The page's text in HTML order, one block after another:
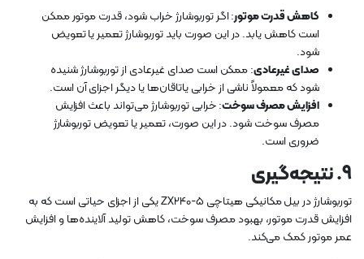
کاهش قدرت موتور: اگر توربوشارژ خراب شود، قدرت موتور ممکن
است کاهش یابد. در این صورت باید توربوشارژ تعمیر یا تعویض
شود.
صدای غیرعادی: ممکن است صدای غیرعادی از توربوشارژ شنیده
شود که معمولاً ناشی از خرابی یاتاقان‌ها یا دیگر اجزای آن است.
افزایش مصرف سوخت: خرابی توربوشارژ می‌تواند باعث افزایش
مصرف سوخت شود. در این صورت، تعمیر یا تعویض توربوشارژ
ضروری است.
9. نتیجه‌گیری
توربوشارژ در بیل مکانیکی هیتاچی ZX240-5 یکی از اجزای حیاتی است که به
افزایش قدرت موتور، بهبود مصرف سوخت، کاهش تولید آلاینده‌ها و افزایش
عمر موتور کمک می‌کند.